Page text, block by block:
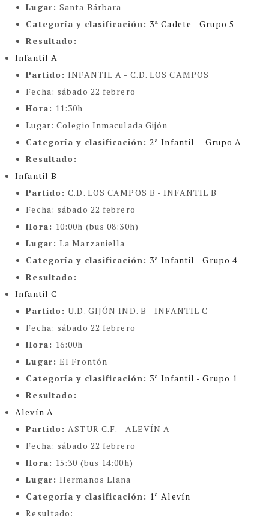
Lugar:Santa Bárbara
Categoría y clasificación : 3ª Cadete - Grupo 5
Resultado:
Infantil A
Partido:INFANTIL A - C.D. LOS CAMPOS
Fecha: sábado 22 febrero
Hora: 11:30h
Lugar:Colegio Inmaculada Gijón
Categoría y clasificación :2ª Infantil - Grupo A
Resultado:
Infantil B
Partido:C.D. LOS CAMPOS B - INFANTIL B
Fecha: sábado 22 febrero
Hora: 10:00h (bus 08:30h)
Lugar:La Marzaniella
Categoría y clasificación : 3ª Infantil - Grupo 4
Resultado:
Infantil C
Partido:U.D. GIJÓN IND. B - INFANTIL C
Fecha: sábado 22 febrero
Hora: 16:00h
Lugar:El Frontón
Categoría y clasificación : 3ª Infantil - Grupo 1
Resultado:
Alevín A
Partido: ASTUR C.F. - ALEVÍN A
Fecha: sábado 22 febrero
Hora: 15:30 (bus 14:00h)
Lugar:Hermanos Llana
Categoría y clasificación : 1ª Alevín
Resultado: